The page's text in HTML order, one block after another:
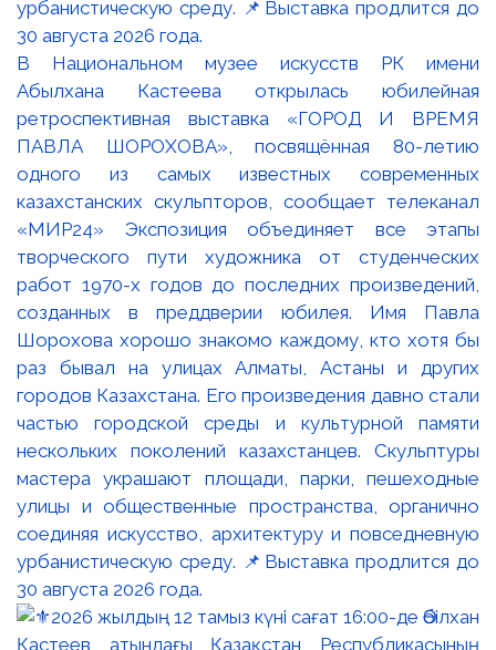
В Национальном музее искусств РК имени
Абылхана Кастеева открылась юбилейная
ретроспективная выставка «ГОРОД И ВРЕМЯ
ПАВЛА ШОРОХОВА», посвящённая 80-летию
одного из самых известных современных
казахстанских скульпторов, сообщает телеканал
«МИР24» Экспозиция объединяет все этапы
творческого пути художника от студенческих
работ 1970-х годов до последних произведений,
созданных в преддверии юбилея. Имя Павла
Шорохова хорошо знакомо каждому, кто хотя бы
раз бывал на улицах Алматы, Астаны и других
городов Казахстана. Его произведения давно стали
частью городской среды и культурной памяти
нескольких поколений казахстанцев. Скульптуры
мастера украшают площади, парки, пешеходные
улицы и общественные пространства, органично
соединяя искусство, архитектуру и повседневную
урбанистическую среду. 📌Выставка продлится до
30 августа 2026 года.